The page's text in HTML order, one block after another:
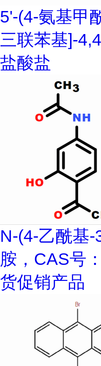
5'-(4-氨基甲
三联苯基]-
盐酸盐
N-(4-乙酰基
胺，CAS号
货促销产品